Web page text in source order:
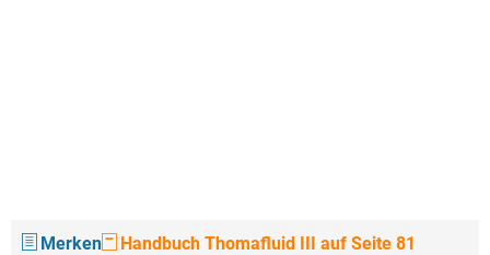
Merken Handbuch Thomafluid III auf Seite 81